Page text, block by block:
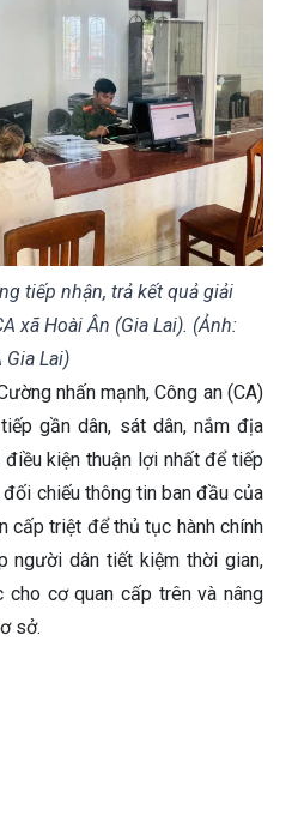
tiếp nhận, trả kết quả giải
xã Hoài Ân (Gia Lai). (Ảnh:
Gia Lai)
nhấn mạnh, Công an (CA)
gần dân, sát dân, nắm địa
điều kiện thuận lợi nhất để tiếp
chiếu thông tin ban đầu của
cấp triệt để thủ tục hành chính
người dân tiết kiệm thời gian,
cơ quan cấp trên và nâng
sở.